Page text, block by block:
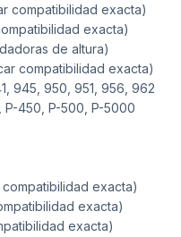
compatibilidad exacta)
exacta)
de altura)
compatibilidad exacta)
945, 950, 951, 956, 962
P-450, P-500, P-5000
exacta)
exacta)
exacta)